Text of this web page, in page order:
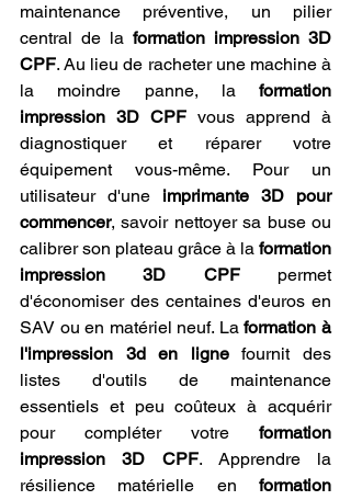
maintenance préventive, un pilier
central de la formation impression 3D
CPF. Au lieu de racheter une machine à
la moindre panne, la formation
impression 3D CPF vous apprend à
diagnostiquer et réparer votre
équipement vous-même. Pour un
utilisateur d'une imprimante 3D pour
commencer, savoir nettoyer sa buse ou
calibrer son plateau grâce à la formation
impression 3D CPF permet
d'économiser des centaines d'euros en
SAV ou en matériel neuf. La formation à
l'impression 3d en ligne fournit des
listes d'outils de maintenance
essentiels et peu coûteux à acquérir
pour compléter votre formation
impression 3D CPF. Apprendre la
résilience matérielle en formation